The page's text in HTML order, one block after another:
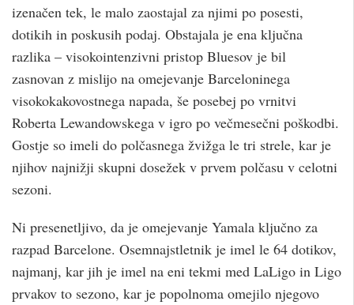
izenačen tek, le malo zaostajal za njimi po posesti,
dotikih in poskusih podaj. Obstajala je ena ključna
razlika – visokointenzivni pristop Bluesov je bil
zasnovan z mislijo na omejevanje Barceloninega
visokokakovostnega napada, še posebej po vrnitvi
Roberta Lewandowskega v igro po večmesečni poškodbi.
Gostje so imeli do polčasnega žvižga le tri strele, kar je
njihov najnižji skupni dosežek v prvem polčasu v celotni
sezoni.
Ni presenetljivo, da je omejevanje Yamala ključno za
razpad Barcelone. Osemnajstletnik je imel le 64 dotikov,
najmanj, kar jih je imel na eni tekmi med LaLigo in Ligo
prvakov to sezono, kar je popolnoma omejilo njegovo